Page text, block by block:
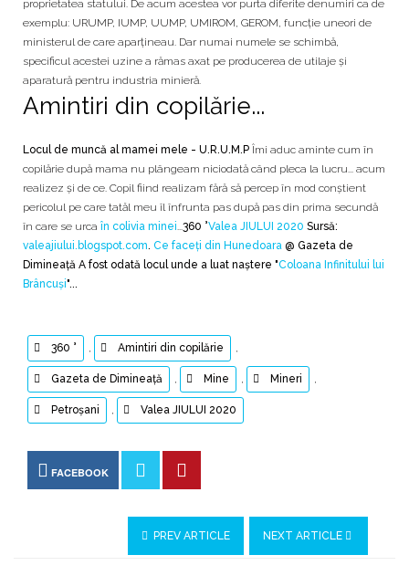
proprietatea statului. De acum acestea vor purta diferite denumiri ca de
exemplu: URUMP, IUMP, UUMP, UMIROM, GEROM, funcţie uneori de
ministerul de care aparţineau. Dar numai numele se schimbă,
specificul acestei uzine a rămas axat pe producerea de utilaje şi
aparatură pentru industria minieră.
Amintiri din copilărie...
Locul de muncă al mamei mele - U.R.U.M.P Îmi aduc aminte cum în
copilărie după mama nu plângeam niciodată când pleca la lucru... acum
realizez și de ce. Copil fiind realizam fără să percep în mod conștient
pericolul pe care tatăl meu îl înfrunta pas după pas din prima secundă
în care se urca în colivia minei...360 °Valea JIULUI 2020 Sursă:
valeajiului.blogspot.com. Ce faceți din Hunedoara @ Gazeta de
Dimineață A fost odată locul unde a luat naștere "Coloana Infinitului lui
Brâncuși"...
360 ° , Amintiri din copilărie ,
Gazeta de Dimineață , Mine , Mineri ,
Petroșani , Valea JIULUI 2020
FACEBOOK
PREV ARTICLE NEXT ARTICLE